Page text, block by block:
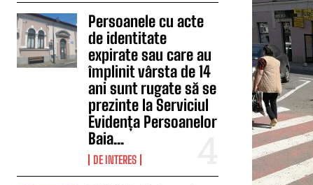
Persoanele cu acte
de identitate
expirate sau care au
împlinit vârsta de 14
ani sunt rugate să se
prezinte la Serviciul
Evidența Persoanelor
Baia...
DE INTERES